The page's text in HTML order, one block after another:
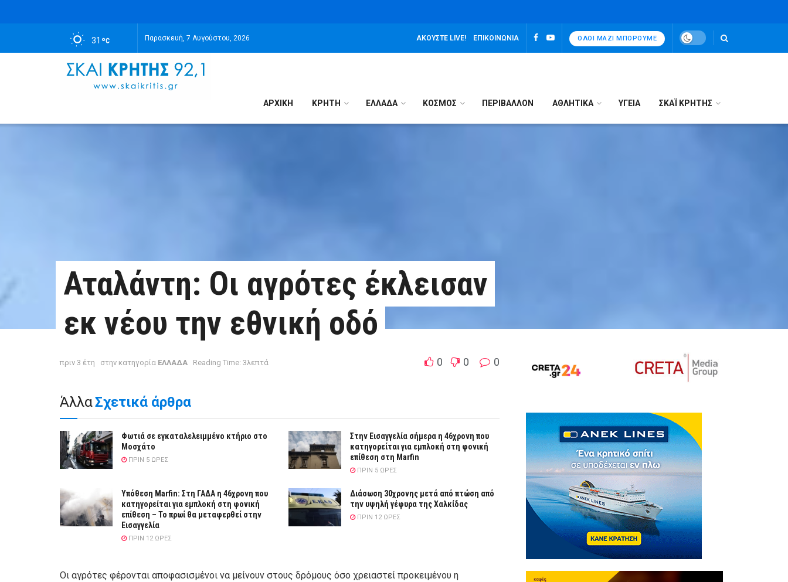
31 Παρασκευή, 7 Αυγούστου, 2026 ΑΚΟΎΣΤΕ LIVE! ΕΠΙΚΟΙΝΩΝΊΑ ΌΛΟΙ ΜΑΖΊ ΜΠΟΡΟΎΜΕ
ΑΡΧΙΚΉ ΚΡΗΤΗ ΕΛΛΑΔΑ ΚΟΣΜΟΣ ΠΕΡΙΒΑΛΛΟΝ ΑΘΛΗΤΙΚΑ ΥΓΕΙΑ ΣΚΑΪ ΚΡΗΤΗΣ
Αταλάντη: Oι αγρότες έκλεισαν
εκ νέου την εθνική οδό
πριν 3 έτη στην κατηγορία ΕΛΛΑΔΑ Reading Time: 3λεπτά 0 0 0
ΆλλαΣχετικά άρθρα
Φωτιά σε εγκαταλελειμμένο κτήριο στο
Μοσχάτο
ΠΡΙΝ 5 ΏΡΕΣ
Στην Εισαγγελία σήμερα η 46χρονη που
κατηγορείται για εμπλοκή στη φονική
επίθεση στη Marfin
ΠΡΙΝ 5 ΏΡΕΣ
Υπόθεση Marfin: Στη ΓΑΔΑ η 46χρονη που
κατηγορείται για εμπλοκή στη φονική
επίθεση – Το πρωί θα μεταφερθεί στην
Εισαγγελία
ΠΡΙΝ 12 ΏΡΕΣ
Διάσωση 30χρονης μετά από πτώση από
την υψηλή γέφυρα της Χαλκίδας
ΠΡΙΝ 12 ΏΡΕΣ
Οι αγρότες φέρονται αποφασισμένοι να μείνουν στους δρόμους όσο χρειαστεί προκειμένου η